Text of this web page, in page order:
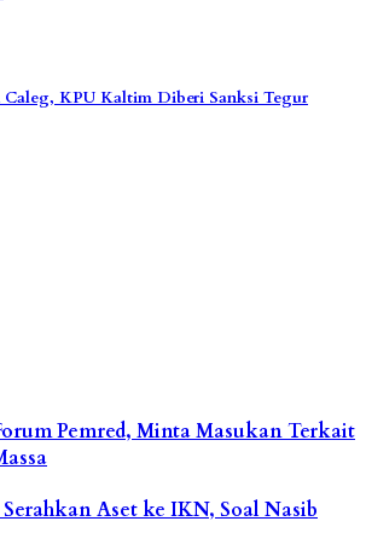
Caleg, KPU Kaltim Diberi Sanksi Tegur
Pemred, Minta Masukan Terkait
Aset ke IKN, Soal Nasib